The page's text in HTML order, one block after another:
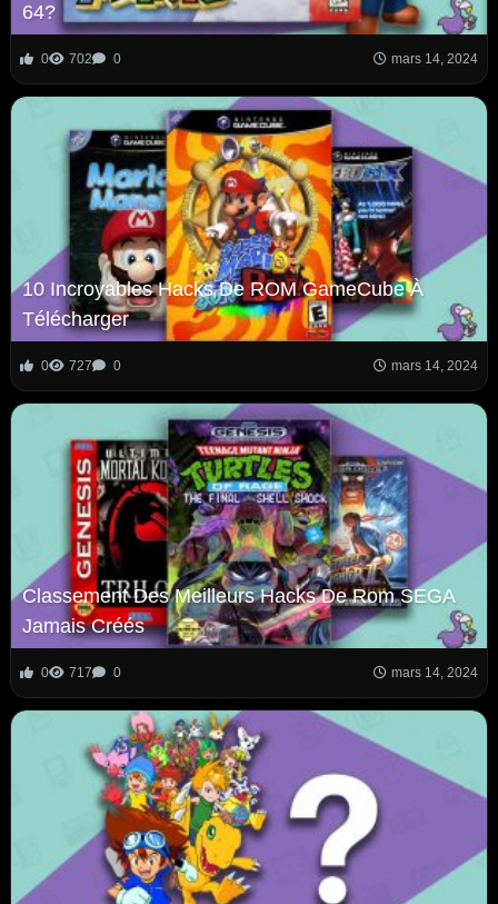
64?
0 702 0 mars 14, 2024
10 Incroyables Hacks De ROM GameCube À
Télécharger
0 727 0 mars 14, 2024
Classement Des Meilleurs Hacks De Rom SEGA
Jamais Créés
0 717 0 mars 14, 2024